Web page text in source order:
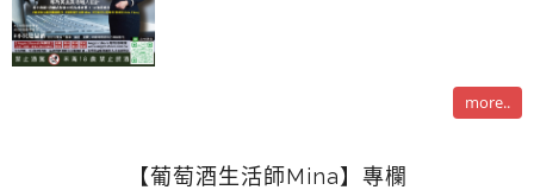
more..
【葡萄酒生活師Mina】專欄